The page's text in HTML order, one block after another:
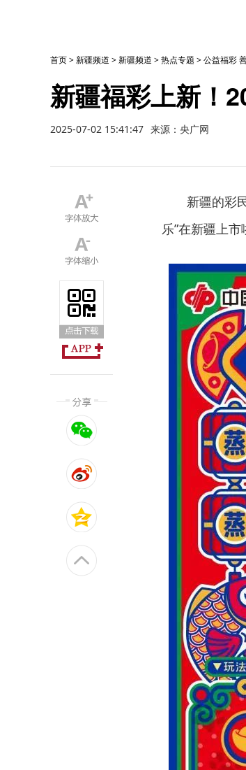
首页>新疆频道 >新疆频道 >热点专题 >公益福彩
新疆福彩上新！
2025-07-02 15:41:47 来源：央广网
新疆的彩
乐”在新疆上市